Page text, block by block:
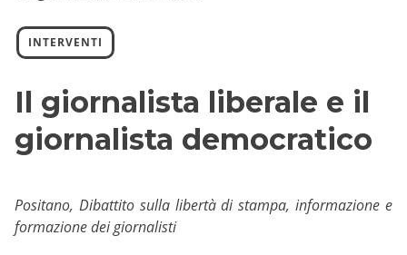
INTERVENTI
Il giornalista liberale e il
giornalista democratico
Positano, Dibattito sulla libertà di stampa, informazione e
formazione dei giornalisti